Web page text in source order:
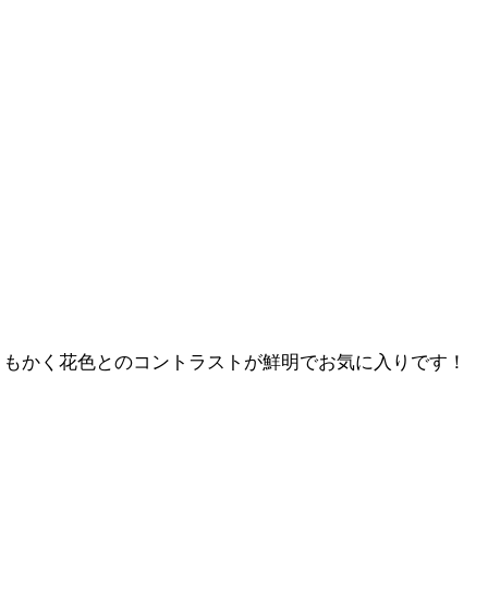
く花色とのコントラストが鮮明でお気に入りです！